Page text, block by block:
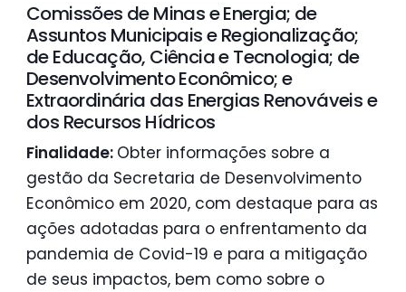
Comissões de Minas e Energia; de
Assuntos Municipais e Regionalização;
de Educação, Ciência e Tecnologia; de
Desenvolvimento Econômico; e
Extraordinária das Energias Renováveis e
dos Recursos Hídricos
Finalidade: Obter informações sobre a
gestão da Secretaria de Desenvolvimento
Econômico em 2020, com destaque para as
ações adotadas para o enfrentamento da
pandemia de Covid-19 e para a mitigação
de seus impactos, bem como sobre o